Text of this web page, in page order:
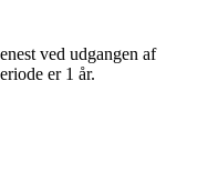
ved udgangen af
er 1 år.